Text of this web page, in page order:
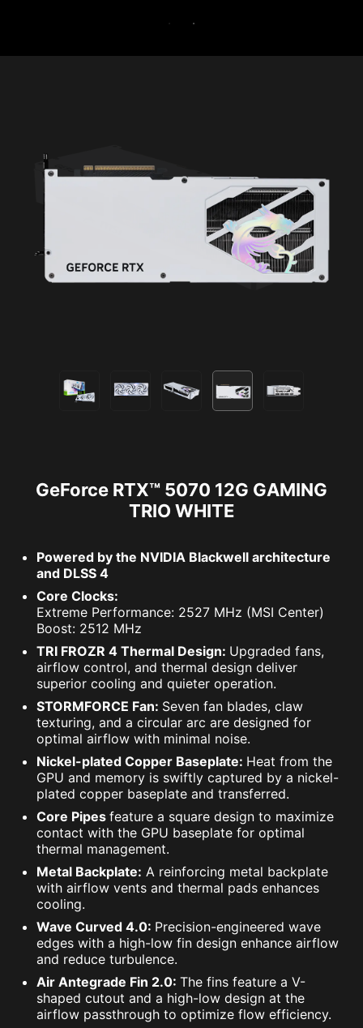
GeForce RTX™ 5070 12G GAMING
TRIO WHITE
Powered by the NVIDIA Blackwell architecture
and DLSS 4
Core Clocks:
Extreme Performance: 2527 MHz (MSI Center)
Boost: 2512 MHz
TRI FROZR 4 Thermal Design: Upgraded fans,
airflow control, and thermal design deliver
superior cooling and quieter operation.
STORMFORCE Fan: Seven fan blades, claw
texturing, and a circular arc are designed for
optimal airflow with minimal noise.
Nickel-plated Copper Baseplate: Heat from the
GPU and memory is swiftly captured by a nickel-
plated copper baseplate and transferred.
Core Pipes feature a square design to maximize
contact with the GPU baseplate for optimal
thermal management.
Metal Backplate: A reinforcing metal backplate
with airflow vents and thermal pads enhances
cooling.
Wave Curved 4.0: Precision-engineered wave
edges with a high-low fin design enhance airflow
and reduce turbulence.
Air Antegrade Fin 2.0: The fins feature a V-
shaped cutout and a high-low design at the
airflow passthrough to optimize flow efficiency.